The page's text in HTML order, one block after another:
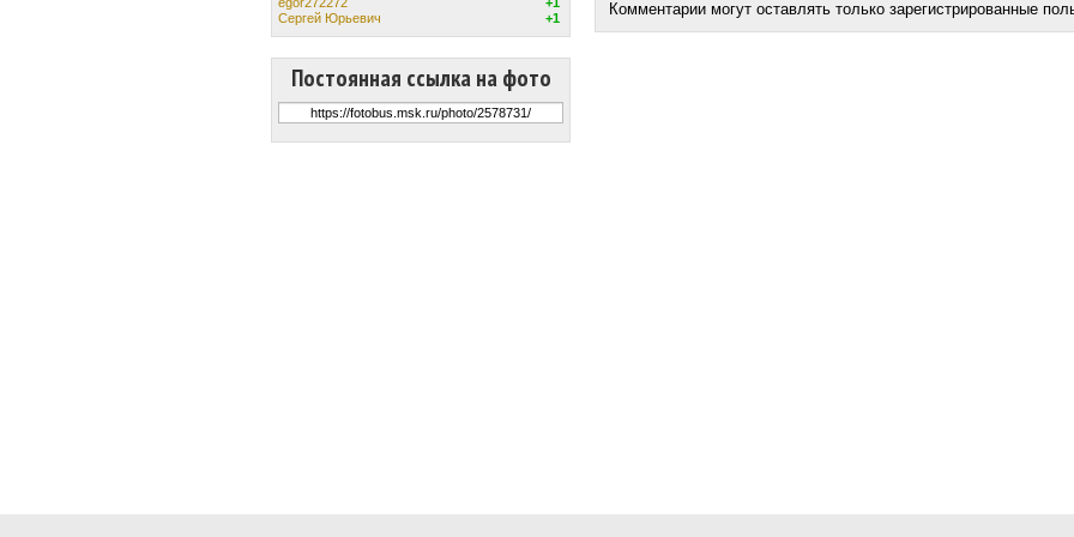
Сергей Юрьевич
+1
Постоянная ссылка на фото
Комментарии могут оставлять только зарегистрированные